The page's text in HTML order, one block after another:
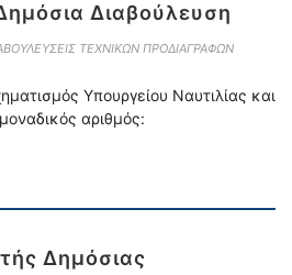
Διαβούλευση
ΤΕΧΝΙΚΩΝ ΠΡΟΔΙΑΓΡΑΦΩΝ
Υπουργείου Ναυτιλίας και
αριθμός:
Δημόσιας